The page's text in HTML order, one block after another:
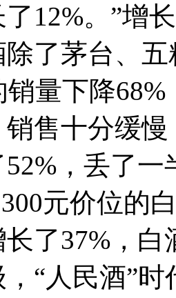
12%。”增
除了茅台、
销量下降
售十分缓
52%，丢了
元价位的
了37%，
“人民酒”时